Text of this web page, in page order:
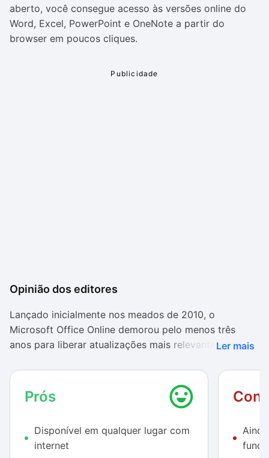
aberto, você consegue acesso às versões online do
Word, Excel, PowerPoint e OneNote a partir do
browser em poucos cliques.
Opinião dos editores
Lançado inicialmente nos meados de 2010, o
Microsoft Office Online demorou pelo menos três
anos para liberar atualizações mais relevantes para a
recursos muito simples e difíceis de encontrar na
interface. Porém, no ano passado foram feitas
atualizações que fizeram-no salvar automaticamente
documentos do Word e também permitir colaboração
editorial em tempo real.
Ler mais
Prós
Disponível em qualquer lugar com
internet